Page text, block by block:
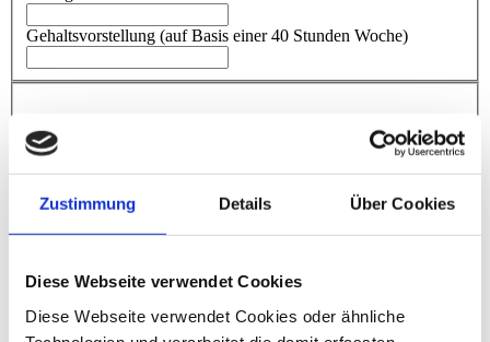
Zustimmung Details Über Cookies
Diese Webseite verwendet Cookies
Diese Webseite verwendet Cookies oder ähnliche
Gehaltsvorstellung (auf Basis einer 40 Stunden Woche)
Vorname*
Nachname*
Hausnummer*
Ort*